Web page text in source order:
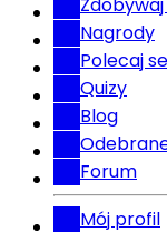
Nagrody
Polecaj
Quizy
Blog
Forum
Mój profil